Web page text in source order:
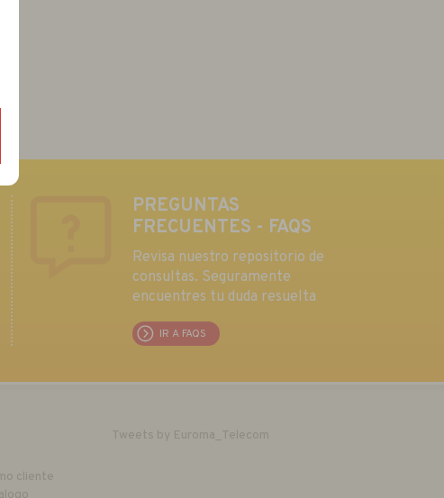
PREGUNTAS
FRECUENTES - FAQS
Revisa nuestro repositorio de
consultas. Seguramente
encuentres tu duda resuelta
IR A FAQS
cliente
Tweets by Euroma_Telecom